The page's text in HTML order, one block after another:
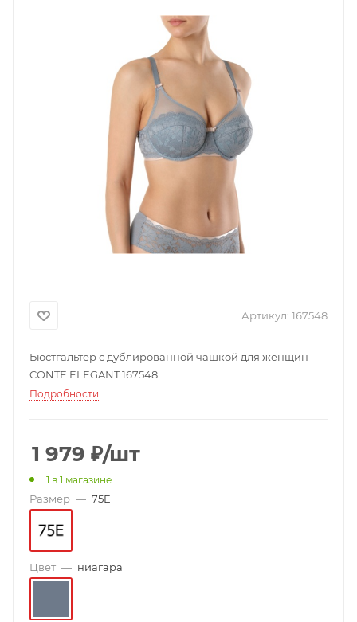
Артикул: 167548
Бюстгальтер с дублированной чашкой для женщин
CONTE ELEGANT 167548
Подробности
1 979 ₽/шт
: 1 в 1 магазине
Размер — 75E
Цвет — ниагара